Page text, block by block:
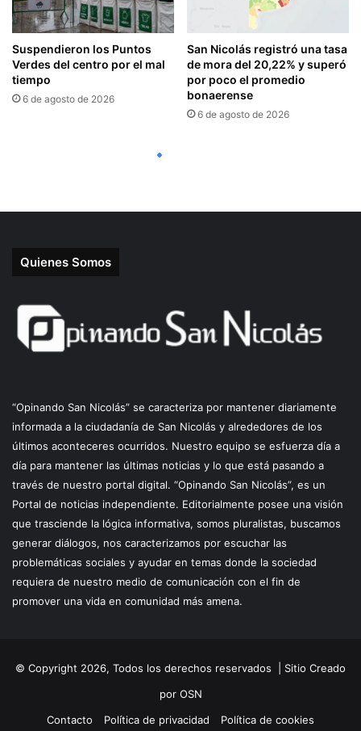
Quienes Somos
“Opinando San Nicolás” se caracteriza por mantener diariamente
informada a la ciudadanía de San Nicolás y alrededores de los
últimos aconteceres ocurridos. Nuestro equipo se esfuerza día a
día para mantener las últimas noticias y lo que está pasando a
través de nuestro portal digital. “Opinando San Nicolás”, es un
Portal de noticias independiente. Editorialmente posee una visión
que trasciende la lógica informativa, somos pluralistas, buscamos
generar diálogos, nos caracterizamos por escuchar las
problemáticas sociales y ayudar en temas donde la sociedad
requiera de nuestro medio de comunicación con el fin de
promover una vida en comunidad más amena.
© Copyright 2026, Todos los derechos reservados | Sitio Creado
por OSN
Contacto
Política de privacidad Política de cookies